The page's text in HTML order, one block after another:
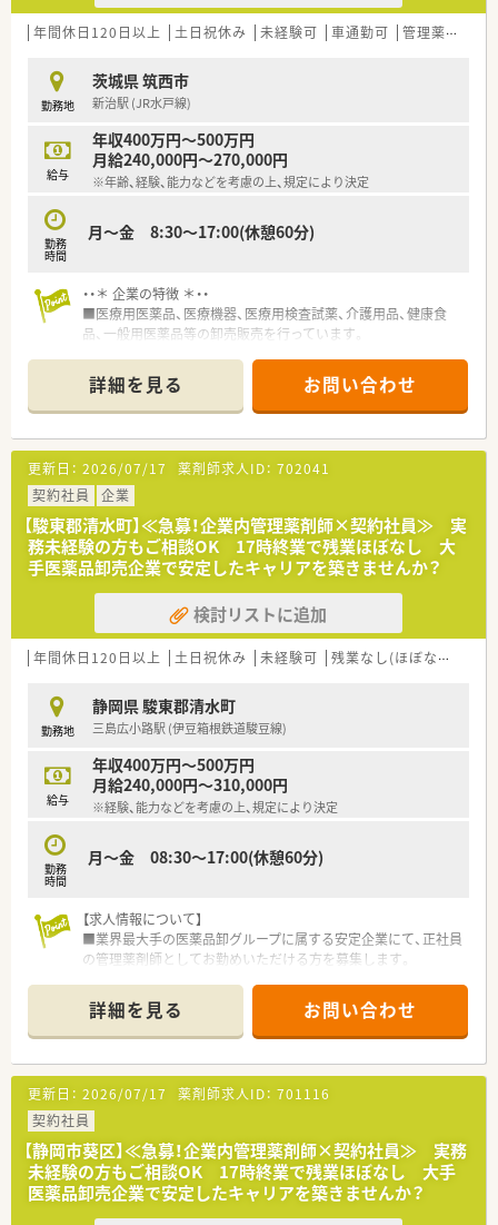
年間休日120日以上 土日祝休み 未経験可 車通勤可 管理薬剤師
勤務地
茨城県 筑西市
新治駅 (JR水戸線)
給与
年収400万円～500万円
月給240,000円～270,000円
※年齢、経験、能力などを考慮の上、規定により決定
勤務
時間
月～金 8:30～17:00(休憩60分)
・・＊ 企業の特徴 ＊・・
■医療用医薬品、医療機器、医療用検査試薬、介護用品、健康食
品、一般用医薬品等の卸売販売を行っています。
・・＊ 業務内容 ＊・・
薬剤師職として事務的・学術的な立場から支店全体をサポート頂
くポジションになります。
・薬事関連業務(保健所への届出業務、お得意先の許可状況)
・品質管理業務(医薬品の温度管理、期限管理、衛生管理)
・DI業務(医療機関や薬局からの問い合わせ対応)
・教育業務(社内従業員への研修をサポート役として指導)
詳細を見る お問い合わせ
更新日： 2026/07/17 薬剤師求人ID： 702041
契約社員
企業
【駿東郡清水町】≪急募！企業内管理薬剤師×契約社員≫ 実
務未経験の方もご相談OK 17時終業で残業ほぼなし 大
手医薬品卸売企業で安定したキャリアを築きませんか？
検討リストに追加
年間休日120日以上 土日祝休み 未経験可 残業なし(ほぼなし含む)
勤務地
静岡県 駿東郡清水町
三島広小路駅 (伊豆箱根鉄道駿豆線)
給与
年収400万円～500万円
月給240,000円～310,000円
※経験、能力などを考慮の上、規定により決定
勤務
時間
月～金 08:30～17:00(休憩60分)
【求人情報について】
■業界最大手の医薬品卸グループに属する安定企業にて、正社員
の管理薬剤師としてお勤めいただける方を募集します。
休めるため、私生活を大切にしたい方に最適です。
■経験や能力を考慮した上で年収は400万円から500万円を提示
しており、賞与も年2回支給される好待遇です。
【募集背景と求める人物像について】
■欠員補充に伴う募集となっており、周囲と円滑なコミュニケー
ションを図りながら支店を支える方を求めています。
■事務的かつ学術的な視点から業務を遂行できる方を歓迎して
おり、責任感を持って仕事に取り組める方を募ります。
■企業内での実務経験がない方でも、薬剤師としての知識を活か
して新しい環境に挑戦したい意欲的な方を歓迎します。
詳細を見る お問い合わせ
更新日： 2026/07/17 薬剤師求人ID： 701116
契約社員
【静岡市葵区】≪急募！企業内管理薬剤師×契約社員≫ 実務
未経験の方もご相談OK 17時終業で残業ほぼなし 大手
医薬品卸売企業で安定したキャリアを築きませんか？